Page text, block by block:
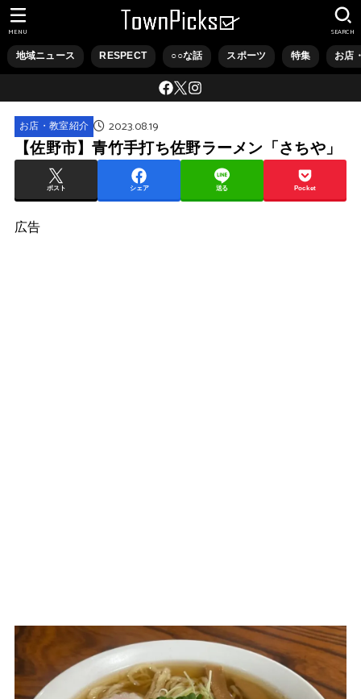
地域ニュース RESPECT ○○な話 スポーツ 特集 お店
SEARCH
MENU
お店・教室紹介 2023.08.19
【佐野市】青竹手打ち佐野ラーメン「さちや」
ポスト シェア 送る Pocket
広告